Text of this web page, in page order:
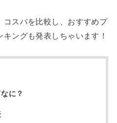
コスパを比較し、おすすめプ
ングも発表しちゃいます！
に？